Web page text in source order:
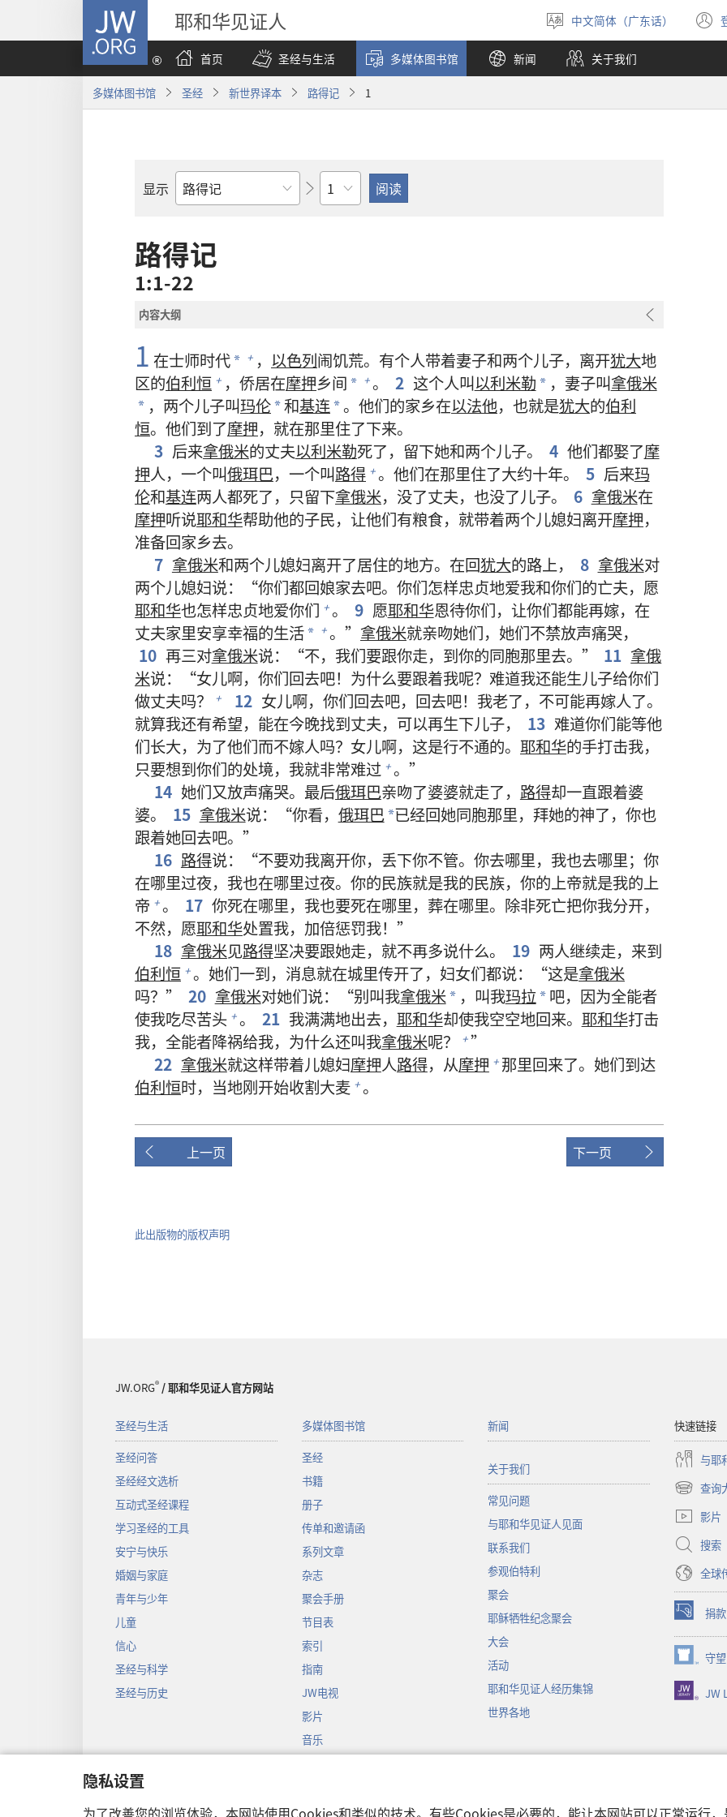
隐私设置
为了改善您的浏览体验，本网站使用Cookies和类似的技术。有些Cookies是必要的，能让本网站可以正常运行
JW.ORG 耶和华见证人
选
择
语
言
中文简体（广东话）
首页 圣经与生活 多媒体图书馆 新闻 关于我们
多媒体图书馆 圣经 新世界译本 路得记 1
显示
圣
经
卷
章
路得记
1:1-22
内容大纲
1 在士师时代* + ， 以色列闹饥荒。有个人带着妻子和两个儿子，离开犹大地
区的伯利恒 + ，侨居在摩押乡间 * + 。 2 这个人叫以利米勒 * ，妻子叫拿俄米
* ，两个儿子叫玛伦*和基连* 。他们的家乡在以法他，也就是犹大的伯利
恒。他们到了摩押，就在那里住了下来。
3 后来拿俄米的丈夫以利米勒死了，留下她和两个儿子。 4 他们都娶了摩
押人，一个叫俄珥巴，一个叫路得 + 。他们在那里住了大约十年。 5 后来玛
伦和基连两人都死了，只留下拿俄米，没了丈夫，也没了儿子。 6 拿俄米在
摩押听说耶和华帮助他的子民，让他们有粮食，就带着两个儿媳妇离开摩押，
准备回家乡去。
7 拿俄米和两个儿媳妇离开了居住的地方。在回犹大的路上， 8 拿俄米对
两个儿媳妇说：“你们都回娘家去吧。你们怎样忠贞地爱我和你们的亡夫，愿
耶和华也怎样忠贞地爱你们 + 。 9 愿耶和华恩待你们，让你们都能再嫁，在
丈夫家里安享幸福的生活* + 。” 拿俄米就亲吻她们，她们不禁放声痛哭，
10 再三对拿俄米说：“不，我们要跟你走，到你的同胞那里去。” 11 拿俄
米说：“女儿啊，你们回去吧！为什么要跟着我呢？难道我还能生儿子给你们
做丈夫吗？
+ 12 女儿啊，你们回去吧，回去吧！我老了，不可能再嫁人了。
就算我还有希望，能在今晚找到丈夫，可以再生下儿子，
13 难道你们能等他
们长大，为了他们而不嫁人吗？女儿啊，这是行不通的。 耶和华的手打击我，
只要想到你们的处境，我就非常难过 + 。”
14 她们又放声痛哭。最后俄珥巴亲吻了婆婆就走了， 路得却一直跟着婆
婆。
15 拿俄米说：“你看， 俄珥巴*已经回她同胞那里，拜她的神了，你也
跟着她回去吧。”
16 路得说：“不要劝我离开你，丢下你不管。你去哪里，我也去哪里；你
在哪里过夜，我也在哪里过夜。你的民族就是我的民族，你的上帝就是我的上
帝 + 。 17 你死在哪里，我也要死在哪里，葬在哪里。除非死亡把你我分开，
不然，愿耶和华处置我，加倍惩罚我！”
18 拿俄米见路得坚决要跟她走，就不再多说什么。 19 两人继续走，来到
伯利恒 + 。她们一到，消息就在城里传开了，妇女们都说：“这是拿俄米
吗？”
20 拿俄米对她们说：“别叫我拿俄米* ，叫我玛拉* 吧，因为全能者
使我吃尽苦头 + 。 21 我满满地出去， 耶和华却使我空空地回来。 耶和华打击
我，全能者降祸给我，为什么还叫我拿俄米呢？ + ”
22 拿俄米就这样带着儿媳妇摩押人路得，从摩押 + 那里回来了。她们到达
伯利恒时，当地刚开始收割大麦 + 。
上一页 下一页
此出版物的版权声明
JW.ORG®/ 耶和华见证人官方网站
圣经与生活
圣经问答
圣经经文选析
互动式圣经课程
学习圣经的工具
安宁与快乐
婚姻与家庭
青年与少年
儿童
信心
圣经与科学
圣经与历史
多媒体图书馆
圣经
书籍
册子
传单和邀请函
系列文章
杂志
聚会手册
节目表
索引
指南
JW电视
影片
音乐
新闻
关于我们
常见问题
与耶和华见证人见面
联系我们
参观伯特利
聚会
耶稣牺牲纪念聚会
大会
活动
耶和华见证人经历集锦
世界各地
快速链接
与耶
查询
（打
开
新
窗
口）
影片
搜索
全球
捐款
（打
开
新
窗
口）
守
（打
开
新
JW